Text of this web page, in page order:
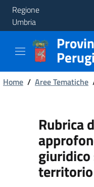
Regione
Umbria
Provincia
Aree
Tematiche
Briciole
Home / Aree Tematiche
Rubrica
territorio